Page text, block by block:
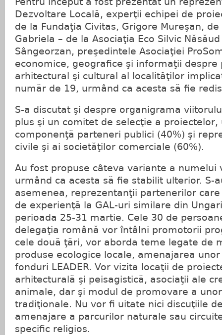
Dezvoltare Locală, experţii echipei de
de la Fundaţia Civitas, Grigore Mureşan, de
Gabriela – de la Asociaţia Eco Silvic
Sângeorzan, preşedintele Asociaţiei
economice, geografice şi informaţii despre
arhitectural şi cultural al localităţilor
număr de 19, urmând ca acesta să fie
S-a discutat şi despre organigrama
plus şi un comitet de selecţie a
componenţă parteneri publici (40%) şi
civile şi ai societăţilor comerciale (60%).
Au fost propuse câteva variante a numelui
urmând ca acesta să fie stabilit ulterior. S-
asemenea, reprezentanţii partenerilor
de experienţă la GAL-uri similare din
perioada 25-31 martie. Cele 30 de
delegaţia română vor întâlni promotorii
cele două ţări, vor aborda teme legate de
produse ecologice locale, amenajarea
fonduri LEADER. Vor vizita locaţii de
arhitecturală şi peisagistică, asociaţii ale
animale, dar şi modul de promovare a
tradiţionale. Nu vor fi uitate nici discuţiile
amenajare a parcurilor naturale sau
specific religios.